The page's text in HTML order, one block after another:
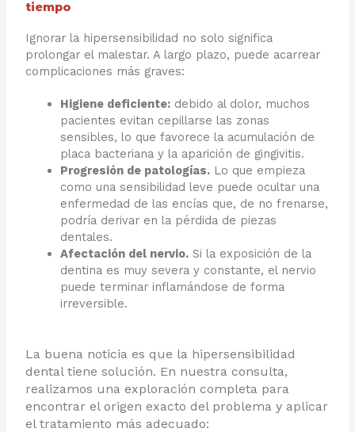
tiempo
Ignorar la hipersensibilidad no solo significa
prolongar el malestar. A largo plazo, puede acarrear
complicaciones más graves:
Higiene deficiente: debido al dolor, muchos
pacientes evitan cepillarse las zonas
sensibles, lo que favorece la acumulación de
placa bacteriana y la aparición de gingivitis.
Progresión de patologías. Lo que empieza
como una sensibilidad leve puede ocultar una
enfermedad de las encías que, de no frenarse,
podría derivar en la pérdida de piezas
dentales.
Afectación del nervio. Si la exposición de la
dentina es muy severa y constante, el nervio
puede terminar inflamándose de forma
irreversible.
La buena noticia es que la hipersensibilidad
dental tiene solución. En nuestra consulta,
realizamos una exploración completa para
encontrar el origen exacto del problema y aplicar
el tratamiento más adecuado: